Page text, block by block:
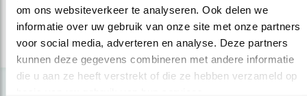
om ons websiteverkeer te analyseren. Ook delen we
informatie over uw gebruik van onze site met onze partners
voor social media, adverteren en analyse. Deze partners
kunnen deze gegevens combineren met andere informatie
die u aan ze heeft verstrekt of die ze hebben verzameld op
Arjan Berben
lees meer